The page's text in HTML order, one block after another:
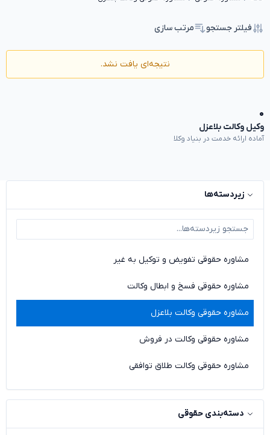
فیلتر جستجو مرتب سازی
نتیجه‌ای یافت نشد.
۰
وکیل وکالت بلاعزل
آماده ارائه خدمت در بنیاد وکلا
زیردسته‌ها
مشاوره حقوقی تفویض و توکیل به غیر
مشاوره حقوقی فسخ و ابطال وکالت
مشاوره حقوقی وکالت بلاعزل
مشاوره حقوقی وکالت در فروش
مشاوره حقوقی وکالت طلاق توافقی
دسته‌بندی حقوقی